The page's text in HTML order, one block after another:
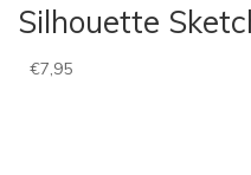
Silhouette
€7,95